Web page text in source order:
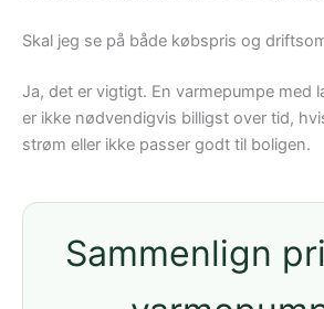
Skal jeg se på både købspris og
Ja, det er vigtigt. En varmepumpe med
er ikke nødvendigvis billigst over tid,
strøm eller ikke passer godt til boligen.
Sammenlign